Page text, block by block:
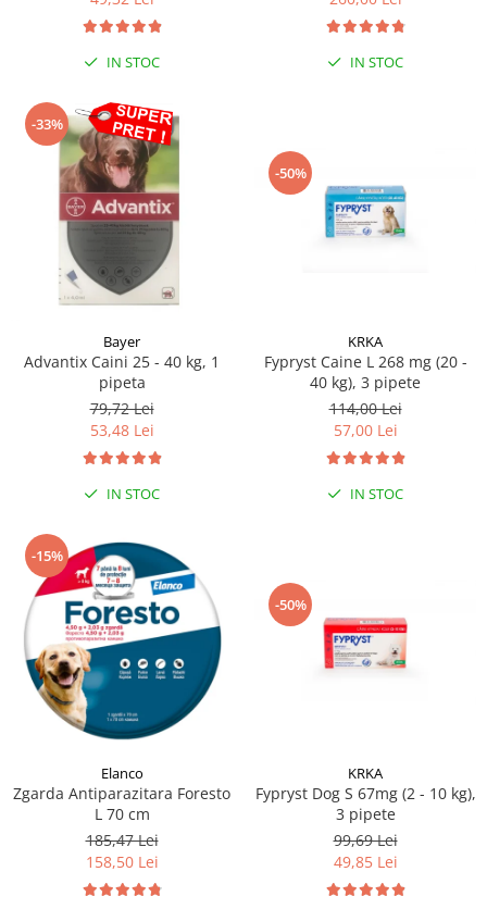
Sampoane si Balsamuri
Servetele Umede
Covorase absorbante
Igiena Catel
Igiena Interior
Perii si descalcitoare caini
Solutii Atractante si repelente
Custi transport - Pisici
Paturi, perne si cosuri pentru pisici
Recompense Delicioase
IN STOC IN STOC
-33%
Bayer
Advantix Caini 25 - 40 kg, 1
pipeta
79,72 Lei
53,48 Lei
IN STOC
-50%
KRKA
Fypryst Caine L 268 mg (20 -
40 kg), 3 pipete
114,00 Lei
57,00 Lei
IN STOC
-15%
Elanco
Zgarda Antiparazitara Foresto
L 70 cm
185,47 Lei
158,50 Lei
-50%
KRKA
Fypryst Dog S 67mg (2 - 10 kg),
3 pipete
99,69 Lei
49,85 Lei